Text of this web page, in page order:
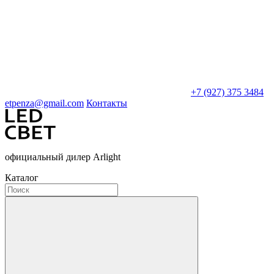
+7 (927) 375 3484
etpenza@gmail.com Контакты
официальный дилер Arlight
Каталог